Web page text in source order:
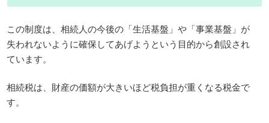
この制度は、相続人の今後の「生活基盤」や「事業基盤」が
失われないように確保してあげようという目的から創設され
ています。
相続税は、財産の価額が大きいほど税負担が重くなる税金で
す。